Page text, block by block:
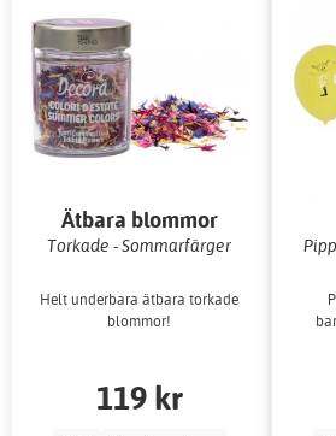
Ätbara blommor
Torkade - Sommarfärger
Helt underbara ätbara torkade
blommor!
119 kr